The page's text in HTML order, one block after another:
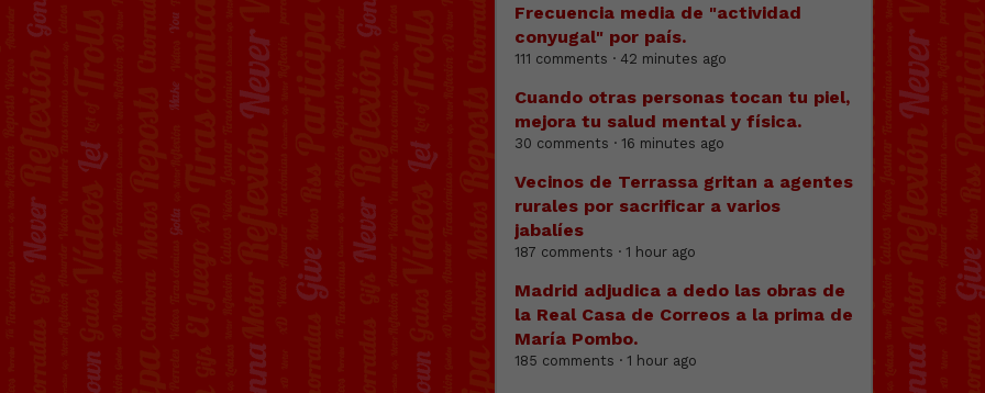
Frecuencia media de "actividad
conyugal" por país.
111 comments · 42 minutes ago
Cuando otras personas tocan tu piel,
mejora tu salud mental y física.
30 comments · 16 minutes ago
Vecinos de Terrassa gritan a agentes
rurales por sacrificar a varios
jabalíes
187 comments · 1 hour ago
Madrid adjudica a dedo las obras de
la Real Casa de Correos a la prima de
María Pombo.
185 comments · 1 hour ago